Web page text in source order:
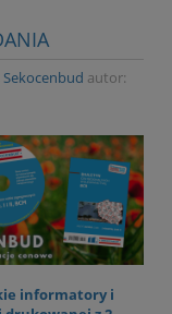
Sekocenbud autor:
informatory i